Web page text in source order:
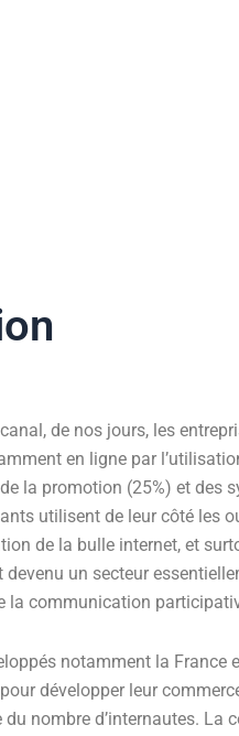
de nos jours, les
en ligne par
la promotion (25%) et des
utilisent de leur côté les
de la bulle internet, et
devenu un secteur
la communication
notamment la
développer leur
nombre d’internautes. La